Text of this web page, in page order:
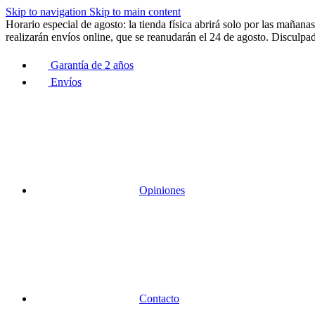
Skip to navigation Skip to main content
Horario especial de agosto: la tienda física abrirá solo por las
realizarán envíos online, que se reanudarán el 24 de agosto.
Garantía de 2 años
Envíos
Opiniones
Contacto